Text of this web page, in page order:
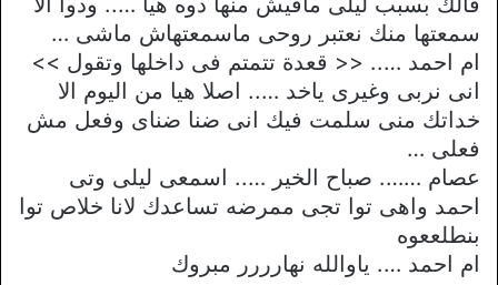
سمعتها منك نعتبر روحى ماسمعتهاش ماشى …
ام احمد ….. << قعدة تتمتم فى داخلها وتقول >>
انى نربى وغيرى ياخد ….. اصلا هيا من اليوم الا
خداتك منى سلمت فيك انى ضنا ضناى وفعل مش
فعلى …
عصام ……. صباح الخير ….. اسمعى ليلى وتى
احمد واهى توا تجى ممرضه تساعدك لانا خلاص توا
بنطلععوه
ام احمد …. ياوالله نهارررر مبروك